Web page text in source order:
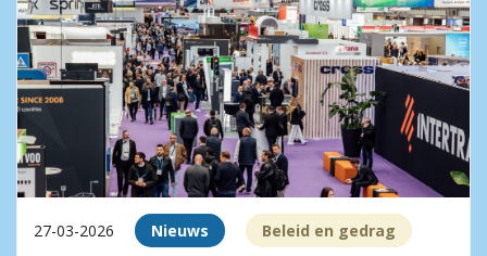
27-03-2026 Nieuws Beleid en gedrag